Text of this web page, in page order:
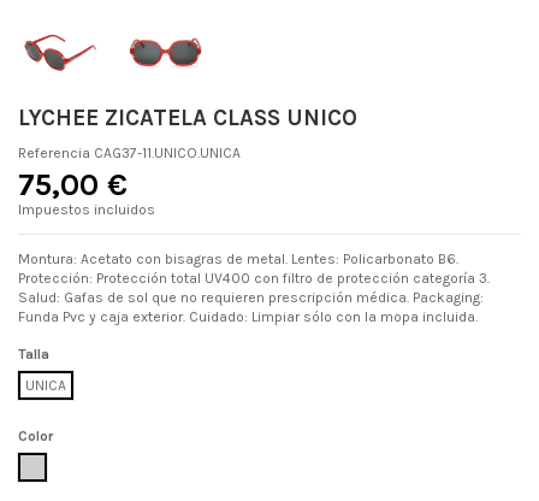
LYCHEE ZICATELA CLASS UNICO
Referencia CAG37-11.UNICO.UNICA
75,00 €
Impuestos incluidos
Montura: Acetato con bisagras de metal. Lentes: Policarbonato B6.
Protección: Protección total UV400 con filtro de protección categoría 3.
Salud: Gafas de sol que no requieren prescripción médica. Packaging:
Funda Pvc y caja exterior. Cuidado: Limpiar sólo con la mopa incluida.
Talla
UNICA
Color